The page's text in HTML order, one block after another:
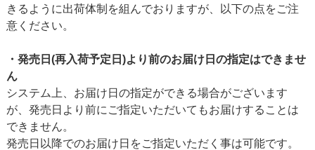
きるように出荷体制を組んでおりますが、以下の点をご注
意ください。
・発売日(再入荷予定日)より前のお届け日の指定はできませ
ん
システム上、お届け日の指定ができる場合がございます
が、発売日より前にご指定いただいてもお届けすることは
できません。
発売日以降でのお届け日をご指定いただく事は可能です。